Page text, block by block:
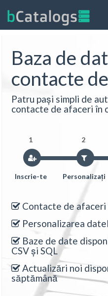
Baza de
contacte
Patru pași simpli de
contacte de afaceri în
1
Inscrie-te
2
Personalizați
Contacte de afaceri
Personalizarea
Baze de date
CSV și SQL
Actualizări noi
săptămână